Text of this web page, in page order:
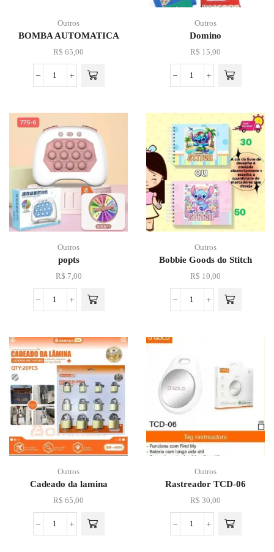
Outros
BOMBA AUTOMATICA
R$ 65,00
Outros
Domino
R$ 15,00
Outros
popts
R$ 7,00
Outros
Bobbie Goods do Stitch
R$ 10,00
Outros
Cadeado da lamina
R$ 65,00
Outros
Rastreador TCD-06
R$ 30,00